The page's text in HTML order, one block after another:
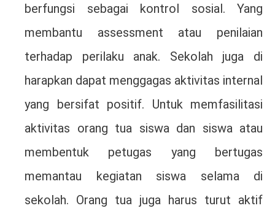
berfungsi sebagai kontrol sosial. Yang
membantu assessment atau penilaian
terhadap perilaku anak. Sekolah juga di
harapkan dapat menggagas aktivitas internal
yang bersifat positif. Untuk memfasilitasi
aktivitas orang tua siswa dan siswa atau
membentuk petugas yang bertugas
memantau kegiatan siswa selama di
sekolah. Orang tua juga harus turut aktif